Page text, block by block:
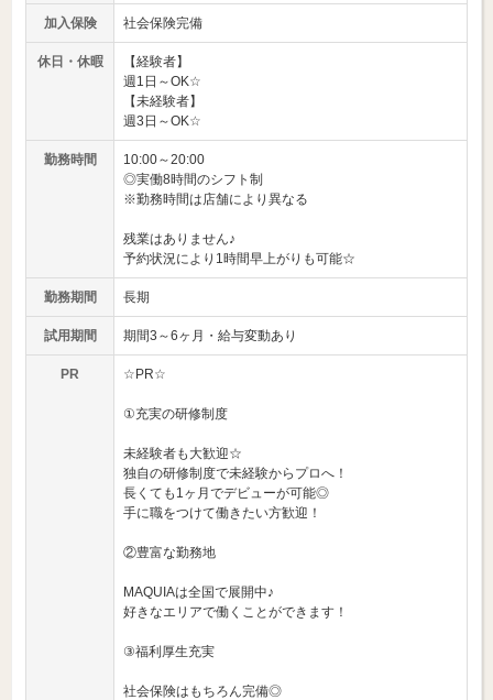
加入保険 社会保険完備
休日・休暇
【経験者】
週1日～OK☆
【未経験者】
週3日～OK☆
勤務時間
10:00～20:00
◎実働8時間のシフト制
※勤務時間は店舗により異なる
残業はありません♪
予約状況により1時間早上がりも可能☆
勤務期間 長期
試用期間 期間3～6ヶ月・給与変動あり
PR ☆PR☆
①充実の研修制度
未経験者も大歓迎☆
独自の研修制度で未経験からプロへ！
長くても1ヶ月でデビューが可能◎
手に職をつけて働きたい方歓迎！
②豊富な勤務地
MAQUIAは全国で展開中♪
好きなエリアで働くことができます！
③福利厚生充実
社会保険はもちろん完備◎